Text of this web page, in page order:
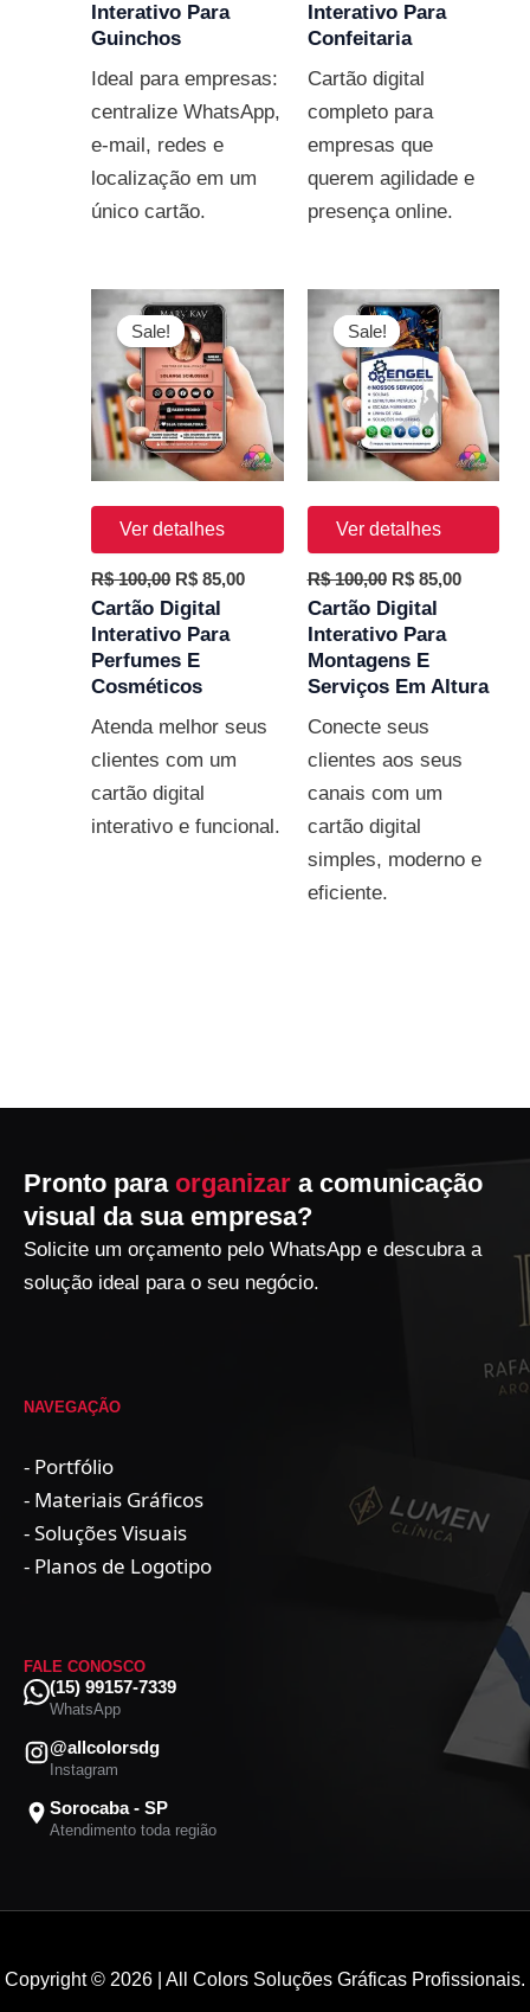
Interativo Para
Guinchos
Ideal para empresas:
centralize WhatsApp,
e-mail, redes e
localização em um
único cartão.
Interativo Para
Confeitaria
Cartão digital
completo para
empresas que
querem agilidade e
presença online.
Sale!
Sale!
Ver detalhes
R$100,00
O
preço
original
era:
R$ 100,00.
R$ 85,00
O
preço
é:
R$ 85,00.
Cartão Digital
Interativo Para
Perfumes E
Cosméticos
Atenda melhor seus
clientes com um
cartão digital
interativo e funcional.
Sale!
Sale!
Ver detalhes
R$100,00
O
preço
original
era:
R$ 100,00.
R$85,00
O
preço
é:
R$
Cartão Digital
Interativo Para
Montagens E
Serviços Em Altura
Conecte seus
clientes aos seus
canais com um
cartão digital
simples, moderno e
eficiente.
Pronto para organizar a comunicação
visual da sua empresa?
Solicite um orçamento pelo WhatsApp e descubra a
solução ideal para o seu negócio.
NAVEGAÇÃO
- Portfólio
- Materiais Gráficos
- Soluções Visuais
- Planos de Logotipo
FALE CONOSCO
(15) 99157-7339
WhatsApp
@allcolorsdg
Instagram
Sorocaba - SP
Atendimento toda região
Copyright © 2026 | All Colors Soluções Gráficas Profissionais.